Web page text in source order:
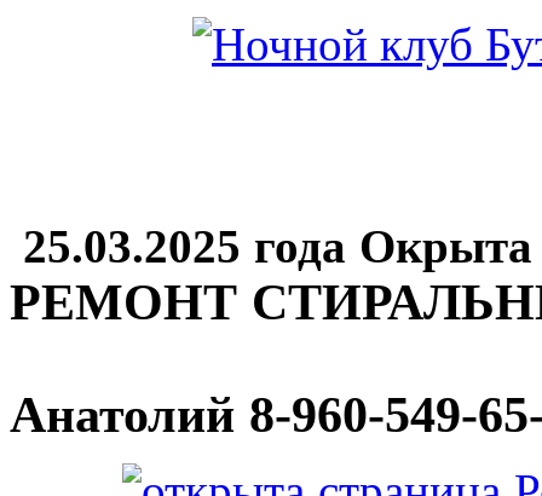
25.03.2025 года
РЕМОНТ
Анатолий 8-960-549-